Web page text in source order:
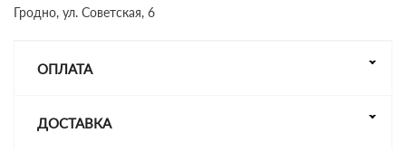
Гродно, ул. Советская, 6
ОПЛАТА
ДОСТАВКА